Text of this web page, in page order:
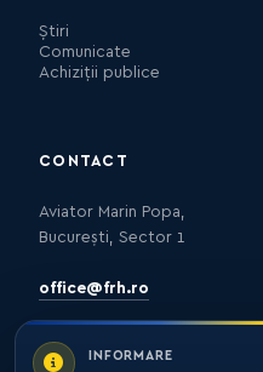
INFORMARE
Știri
Comunicate
Achiziții publice
CONTACT
Aviator Marin Popa,
București, Sector 1
office@frh.ro